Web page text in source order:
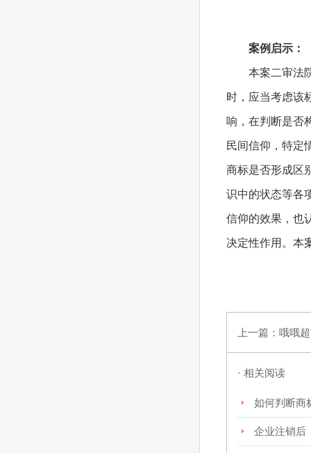
案例启示：
本案二审法
时，应当考虑该
响，在判断是否
民间信仰，特定
商标是否形成区
识中的状态等各
信仰的效果，也
决定性作用。本
上一篇： 哦哦
· 相关阅读
如何判断商
企业注销后